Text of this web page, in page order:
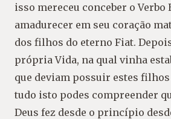
isso mereceu conceber o Verbo
amadurecer em seu coração
dos filhos do eterno Fiat.
própria Vida, na qual vinha
que deviam possuir estes
tudo isto podes compreender
Deus fez desde o princípio